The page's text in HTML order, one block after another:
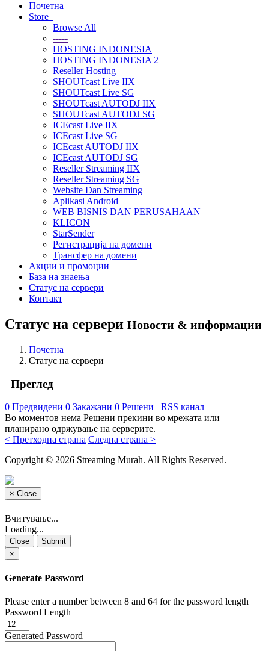
Почетна
Store
Browse All
-----
HOSTING INDONESIA
HOSTING INDONESIA 2
Reseller Hosting
SHOUTcast Live IIX
SHOUTcast Live SG
SHOUTcast AUTODJ IIX
SHOUTcast AUTODJ SG
ICEcast Live IIX
ICEcast Live SG
ICEcast AUTODJ IIX
ICEcast AUTODJ SG
Reseller Streaming IIX
Reseller Streaming SG
Website Dan Streaming
Aplikasi Android
WEB BISNIS DAN PERUSAHAAN
KLICON
StarSender
Регистрација на домени
Трансфер на домени
Акции и промоции
База на знаења
Статус на сервери
Контакт
Статус на сервери Новости & информации
Почетна
Статус на сервери
Преглед
0 Предвидени 0 Закажани 0 Решени
RSS канал
Во моментов нема Решени прекини во мрежата или
планирано одржување на серверите.
< Претходна страна Следна страна >
Copyright © 2026 Streaming Murah. All Rights Reserved.
× Close
Вчитување...
Loading...
Close
Submit
×
Generate Password
Please enter a number between 8 and 64 for the password length
Password Length
Generated Password